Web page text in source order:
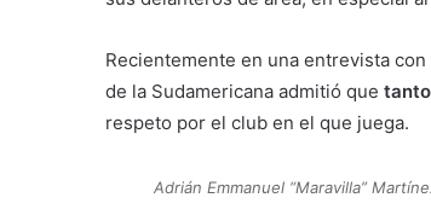
Recientemente en una entrevista con
de la Sudamericana admitió que
respeto por el club en el que juega.
Adrián Emmanuel “Maravilla”